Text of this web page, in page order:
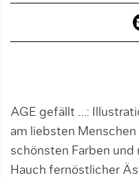
AGE gefällt …:
am liebsten
schönsten Farben
Hauch fernöstlicher